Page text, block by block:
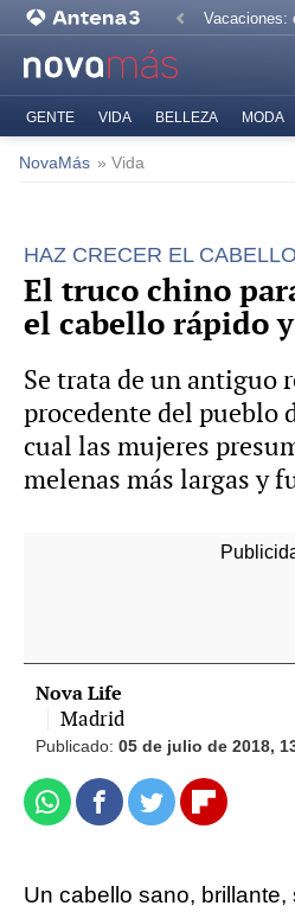
Vacaciones:
GENTE VIDA BELLEZA MODA
NovaMás » Vida
HAZ CRECER EL
El truco chino
el cabello rápido
Se trata de un antiguo
procedente del pueblo
cual las mujeres
melenas más largas y
Nova Life
Madrid
Publicado: 05 de julio de 2018,
WhatsappFacebook
TwitterFlipboard
Un cabello sano, brillante,